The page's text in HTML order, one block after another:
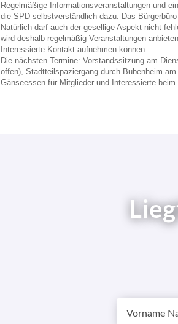
Regelmäßige Informationsveranstaltungen und
die SPD selbstverständlich dazu. Das
Natürlich darf auch der gesellige Aspekt nicht
wird deshalb regelmäßig Veranstaltungen
Interessierte Kontakt aufnehmen können.
Die nächsten Termine: Vorstandssitzung am
offen), Stadtteilspaziergang durch Bubenheim
Gänseessen für Mitglieder und Interessierte